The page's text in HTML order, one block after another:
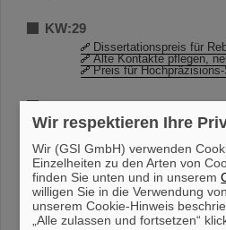
KW:29
Dissertationspreis für
Alte Kontakte pflegen,
Preis für
KW:28
Auffrischung der
Wiederbelebung des
Es sind noch Plätze frei
ALICE collaboration
Abteilung BAU macht
Raumdatenaufnahme
Wir respektieren Ihre
Wir (GSI GmbH) verwenden
Einzelheiten zu den Arten von
finden Sie unten und in unserem
willigen Sie in die Verwendung
unserem Cookie-Hinweis
„Alle zulassen und fortsetzen“